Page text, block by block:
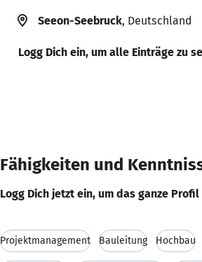
Seeon-Seebruck, Deutschland
Logg Dich ein, um alle Einträge zu
Fähigkeiten und
Logg Dich jetzt ein, um das ganze Profil
Projektmanagement Bauleitung Hochbau